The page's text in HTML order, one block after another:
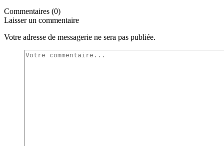
Commentaires (0)
Laisser un commentaire
Votre adresse de messagerie ne sera pas publiée.